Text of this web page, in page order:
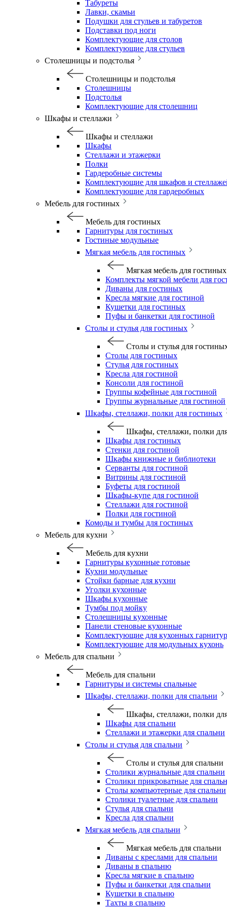
Табуреты
Лавки, скамьи
Подушки для стульев и табуретов
Подставки под ноги
Комплектующие для столов
Комплектующие для стульев
Столешницы и подстолья
Столешницы и подстолья
Столешницы
Подстолья
Комплектующие для столешниц
Шкафы и стеллажи
Шкафы и стеллажи
Шкафы
Стеллажи и этажерки
Полки
Гардеробные системы
Комплектующие для шкафов и
Комплектующие для гардеробных
Мебель для гостиных
Мебель для гостиных
Гарнитуры для гостиных
Гостиные модульные
Мягкая мебель для гостиных
Мягкая мебель для гостиных
Комплекты мягкой мебели для
Диваны для гостиных
Кресла мягкие для гостиной
Кушетки для гостиных
Пуфы и банкетки для гостиной
Столы и стулья для гостиных
Столы и стулья для
Столы для гостиных
Стулья для гостиных
Кресла для гостиной
Консоли для гостиной
Группы кофейные для гостиной
Группы журнальные для гостиной
Шкафы, стеллажи, полки для гостиных
Шкафы, стеллажи, полки
Шкафы для гостиных
Стенки для гостиной
Шкафы книжные и библиотеки
Серванты для гостиной
Витрины для гостиной
Буфеты для гостиной
Шкафы-купе для гостиной
Стеллажи для гостиной
Полки для гостиной
Комоды и тумбы для гостиных
Мебель для кухни
Мебель для кухни
Гарнитуры кухонные готовые
Кухни модульные
Стойки барные для кухни
Уголки кухонные
Шкафы кухонные
Тумбы под мойку
Столешницы кухонные
Панели стеновые кухонные
Комплектующие для кухонных
Комплектующие для модульных кухонь
Мебель для спальни
Мебель для спальни
Гарнитуры и системы спальные
Шкафы, стеллажи, полки для спальни
Шкафы, стеллажи, полки
Шкафы для спальни
Стеллажи и этажерки для спальни
Столы и стулья для спальни
Столы и стулья для спальни
Столики журнальные для спальни
Столики прикроватные для
Столы компьютерные для спальни
Столики туалетные для спальни
Стулья для спальни
Кресла для спальни
Мягкая мебель для спальни
Мягкая мебель для спальни
Диваны с креслами для спальни
Диваны в спальню
Кресла мягкие в спальню
Пуфы и банкетки для спальни
Кушетки в спальню
Тахты в спальню